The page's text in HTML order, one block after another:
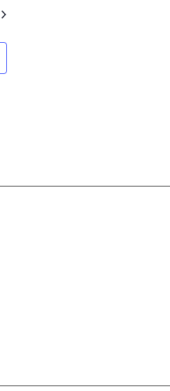
Veranstaltungen